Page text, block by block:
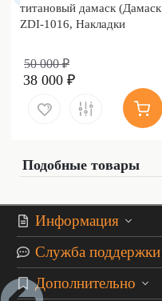
титановый дамаск (Дамаск
ZDI-1016, Накладки
50 000 ₽
38 000 ₽
Подобные товары
Информация
Служба поддержки
Дополнительно